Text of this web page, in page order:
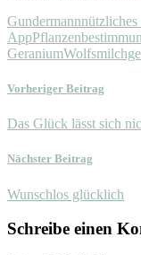
Gundermann
App
Geranium
Vorheriger Beitrag
Das Glück lässt sich
Nächster Beitrag
Wunschlos glücklich
Schreibe einen